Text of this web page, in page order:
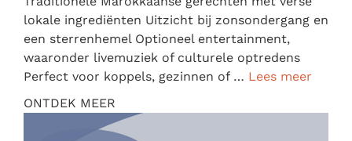
lokale ingrediënten Uitzicht bij zonsondergang en
een sterrenhemel Optioneel entertainment,
waaronder livemuziek of culturele optredens
Perfect voor koppels, gezinnen of … Lees meer
ONTDEK MEER